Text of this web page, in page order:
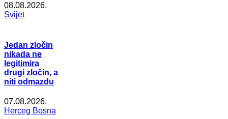
08.08.2026.
Svijet
Jedan zločin
nikada ne
legitimira
drugi zločin, a
niti odmazdu
07.08.2026.
Herceg Bosna